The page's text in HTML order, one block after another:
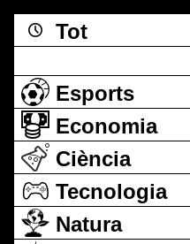
Tot
Esports
Economia
Ciència
Tecnologia
Natura